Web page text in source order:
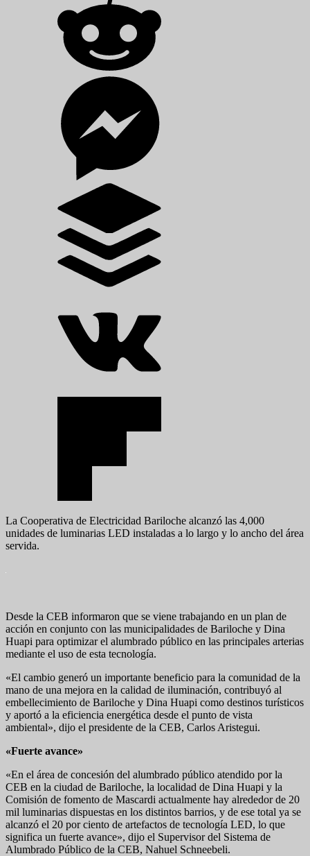
La Cooperativa de Electricidad Bariloche alcanzó las 4,000
unidades de luminarias LED instaladas a lo largo y lo ancho del área
servida.
Desde la CEB informaron que se viene trabajando en un plan de
acción en conjunto con las municipalidades de Bariloche y Dina
Huapi para optimizar el alumbrado público en las principales arterias
mediante el uso de esta tecnología.
«El cambio generó un importante beneficio para la comunidad de la
mano de una mejora en la calidad de iluminación, contribuyó al
embellecimiento de Bariloche y Dina Huapi como destinos turísticos
y aportó a la eficiencia energética desde el punto de vista
ambiental», dijo el presidente de la CEB, Carlos Aristegui.
«Fuerte avance»
«En el área de concesión del alumbrado público atendido por la
CEB en la ciudad de Bariloche, la localidad de Dina Huapi y la
Comisión de fomento de Mascardi actualmente hay alrededor de 20
mil luminarias dispuestas en los distintos barrios, y de ese total ya se
alcanzó el 20 por ciento de artefactos de tecnología LED, lo que
significa un fuerte avance», dijo el Supervisor del Sistema de
Alumbrado Público de la CEB, Nahuel Schneebeli.